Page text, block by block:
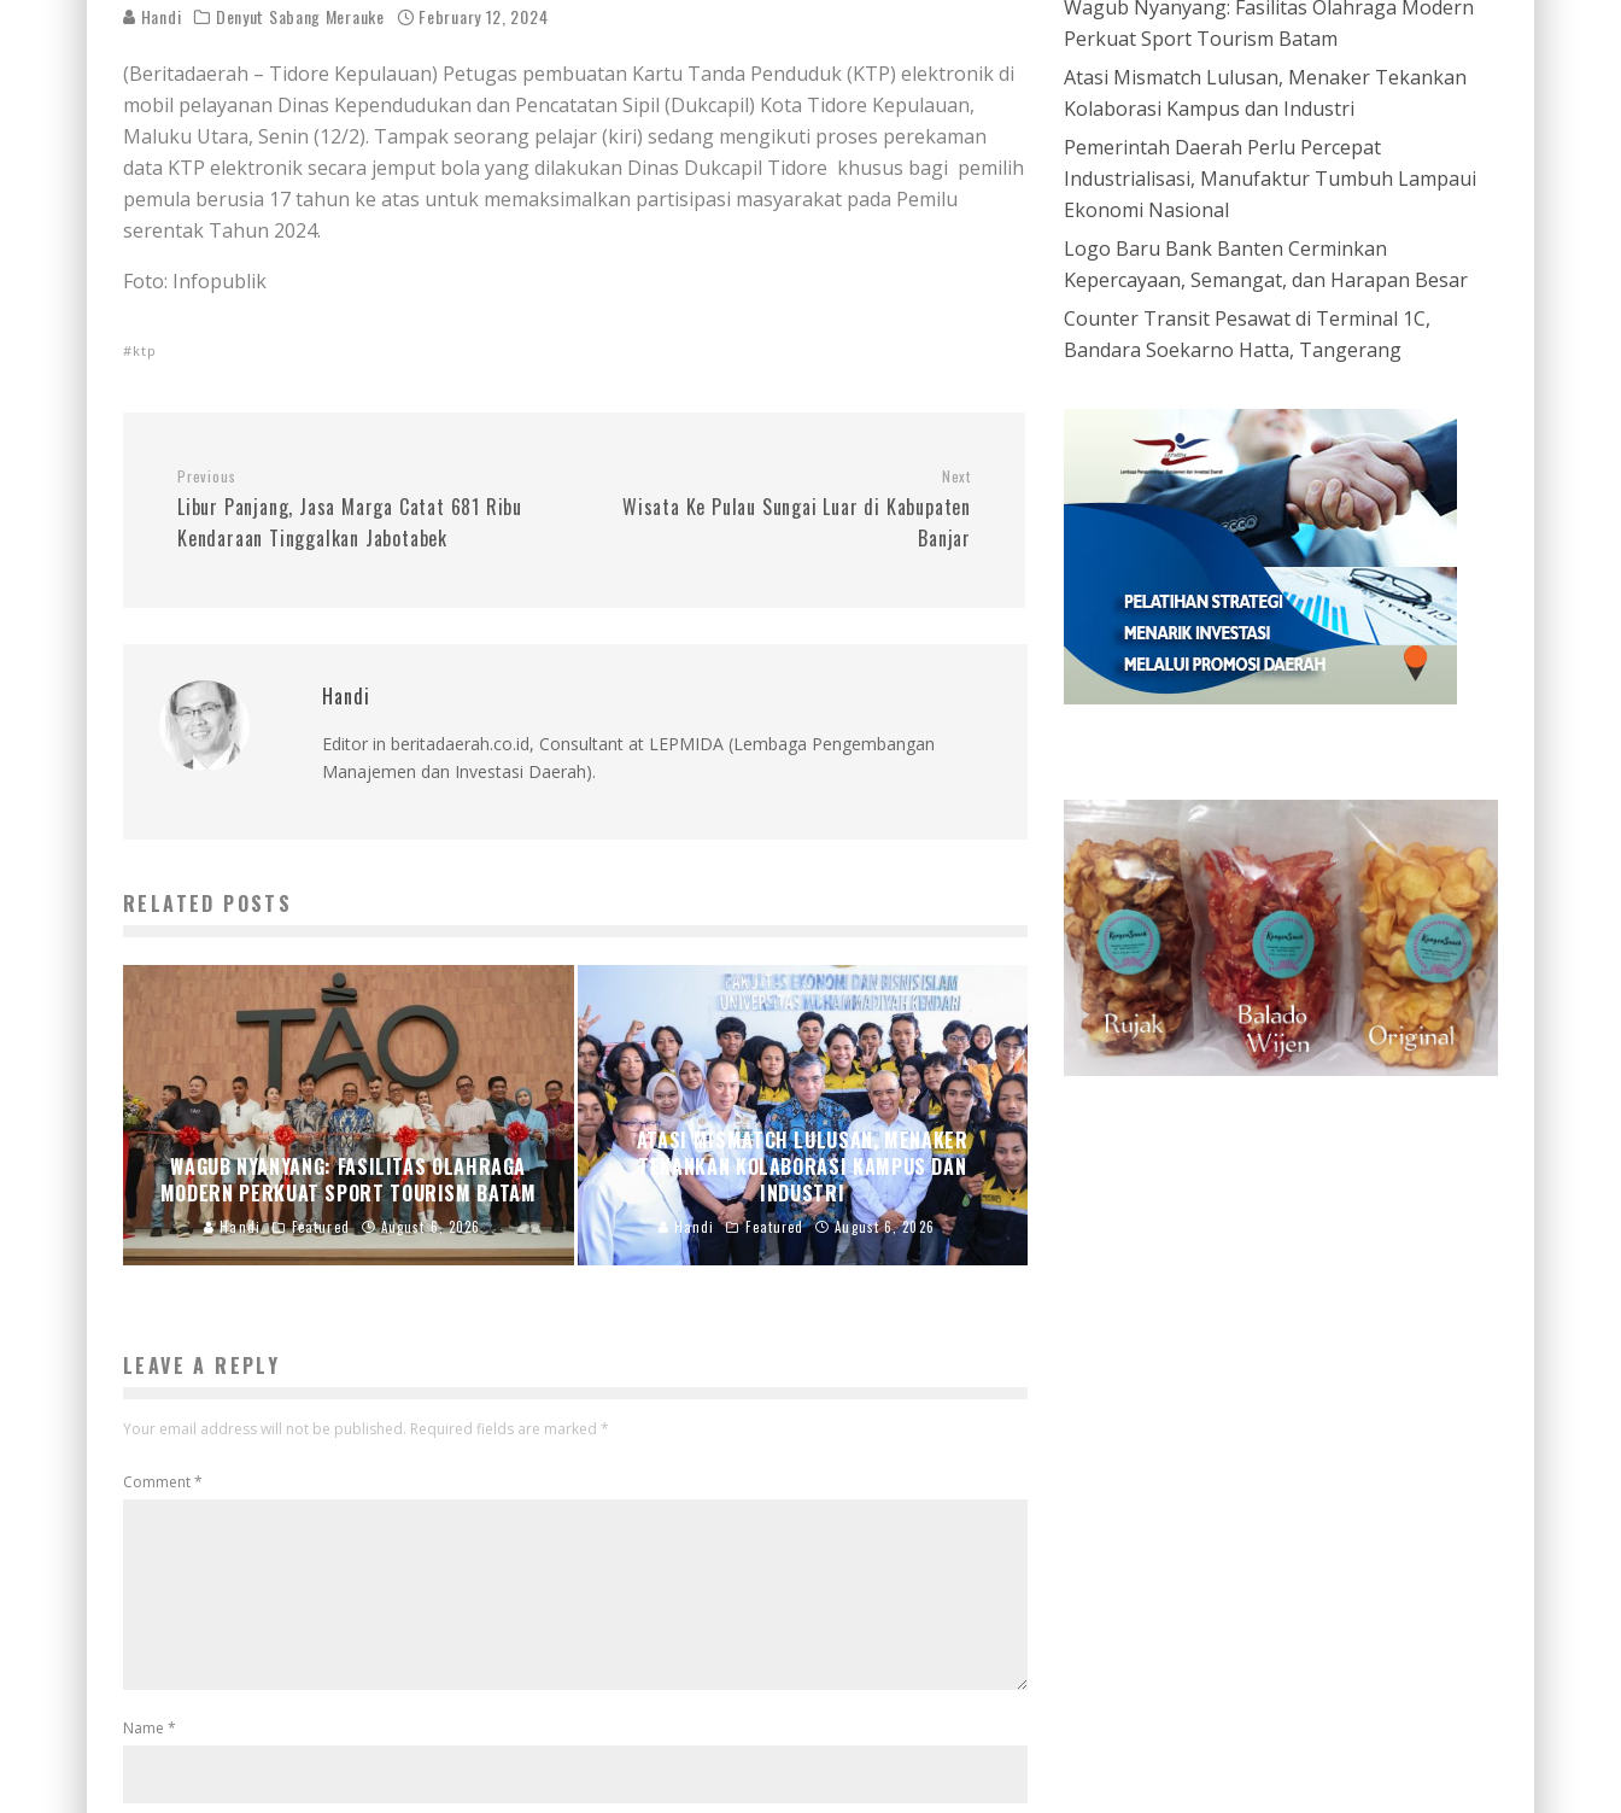
Handi Denyut Sabang Merauke February 12, 2024
(Beritadaerah – Tidore Kepulauan) Petugas pembuatan Kartu Tanda Penduduk (KTP) elektronik di
mobil pelayanan Dinas Kependudukan dan Pencatatan Sipil (Dukcapil) Kota Tidore Kepulauan,
Maluku Utara, Senin (12/2). Tampak seorang pelajar (kiri) sedang mengikuti proses perekaman
data KTP elektronik secara jemput bola yang dilakukan Dinas Dukcapil Tidore khusus bagi pemilih
pemula berusia 17 tahun ke atas untuk memaksimalkan partisipasi masyarakat pada Pemilu
serentak Tahun 2024.
Foto: Infopublik
ktp
Previous
Libur Panjang, Jasa Marga Catat 681 Ribu
Kendaraan Tinggalkan Jabotabek
Next
Wisata Ke Pulau Sungai Luar di Kabupaten
Banjar
Handi
Editor in beritadaerah.co.id, Consultant at LEPMIDA (Lembaga Pengembangan
Manajemen dan Investasi Daerah).
RELATED POSTS
WAGUB NYANYANG: FASILITAS OLAHRAGA
MODERN PERKUAT SPORT TOURISM BATAM
Handi Featured August 6, 2026
ATASI MISMATCH LULUSAN, MENAKER
TEKANKAN KOLABORASI KAMPUS DAN
INDUSTRI
Handi Featured August 6, 2026
LEAVE A REPLY
Your email address will not be published. Required fields are marked *
Comment*
Name *
Wagub Nyanyang: Fasilitas Olahraga Modern
Perkuat Sport Tourism Batam
Atasi Mismatch Lulusan, Menaker Tekankan
Kolaborasi Kampus dan Industri
Pemerintah Daerah Perlu Percepat
Industrialisasi, Manufaktur Tumbuh Lampaui
Ekonomi Nasional
Logo Baru Bank Banten Cerminkan
Kepercayaan, Semangat, dan Harapan Besar
Counter Transit Pesawat di Terminal 1C,
Bandara Soekarno Hatta, Tangerang